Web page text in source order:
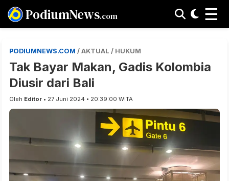
PodiumNews.com ☰
PODIUMNEWS.COM / AKTUAL / HUKUM
Tak Bayar Makan, Gadis Kolombia
Diusir dari Bali
Oleh Editor • 27 Juni 2024 • 20:39:00 WITA